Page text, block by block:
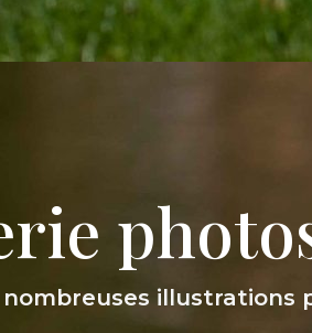
nombreuses illustrations